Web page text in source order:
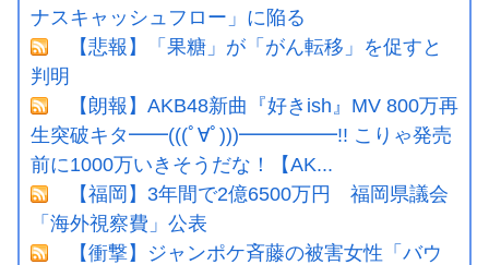
ナスキャッシュフロー」に陥る
【悲報】「果糖」が「がん転移」を促すと
判明
【朗報】AKB48新曲『好きish』MV 800万再
生突破キタ━━(((ﾟ∀ﾟ)))━━━━━!! こりゃ発売
前に1000万いきそうだな！【AK...
【福岡】3年間で2億6500万円 福岡県議会
「海外視察費」公表
【衝撃】ジャンポケ斉藤の被害女性「バウ